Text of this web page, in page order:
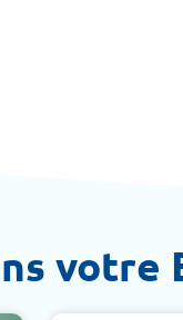
votre